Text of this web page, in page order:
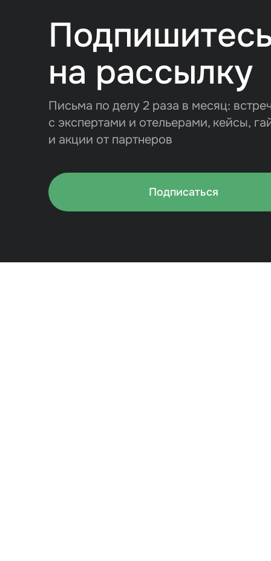
на рассылку
Письма по делу 2 раза в месяц:
с экспертами и отельерами, кейсы,
и акции от партнеров
Подписаться